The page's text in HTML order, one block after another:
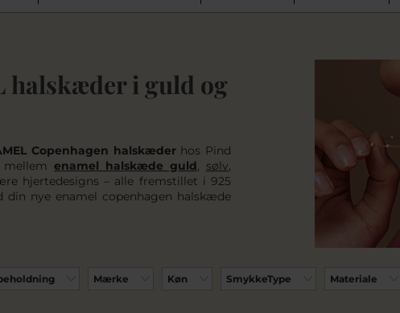
halskæder i guld og
Copenhagen halskæderhos Pind
mellemenamel halskæde guld, sølv,
hjertedesigns – alle fremstillet i 925
din nye enamel copenhagen halskæde
Mærke Køn SmykkeType Materiale